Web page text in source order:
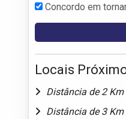
Concordo em
Locais
Distância de 2 Km
Distância de 3 Km